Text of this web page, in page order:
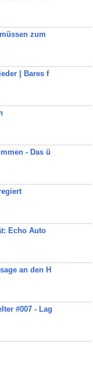
zum
| Bares f
- Das ü
Echo Auto
an den H
#007 - Lag